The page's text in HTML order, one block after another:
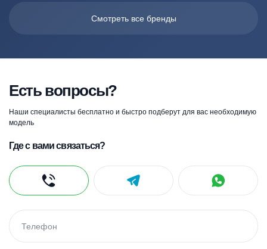
Смотреть все бренды
Есть вопросы?
Наши специалисты бесплатно и быстро подберут для вас необходимую
модель
Где с вами связаться?